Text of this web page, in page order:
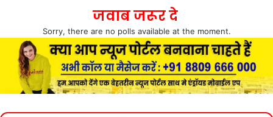
जवाब जरूर दे
Sorry, there are no polls available at the moment.